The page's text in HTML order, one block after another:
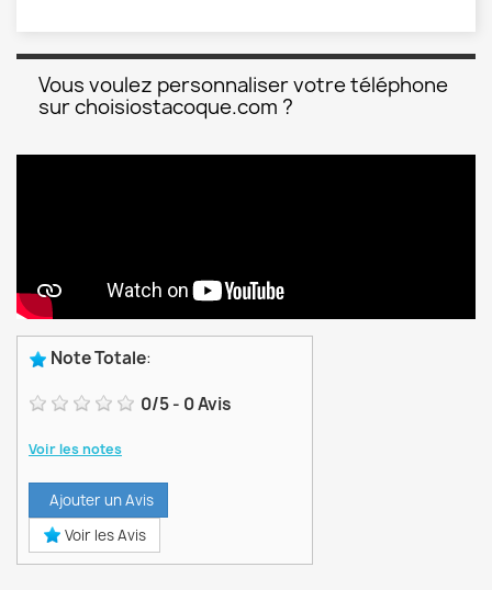
Vous voulez personnaliser votre téléphone
sur choisiostacoque.com ?
Note Totale:
0/5- 0Avis
Voir les notes
Ajouter un Avis
Voir les Avis